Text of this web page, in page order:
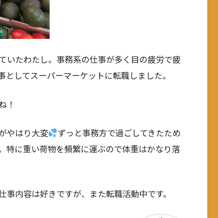
いたわたし。事務系の仕事が多く目の疲労で疲
してスーパーマーケットに転職しました。
！
やはり大変
ずっと事務方で過ごしてきたため
特に重い荷物を頻繁に運ぶので体重はかなり落
内容は好きですが、また転職活動中です。